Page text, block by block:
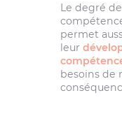
Le degré
permet
leur
besoins de